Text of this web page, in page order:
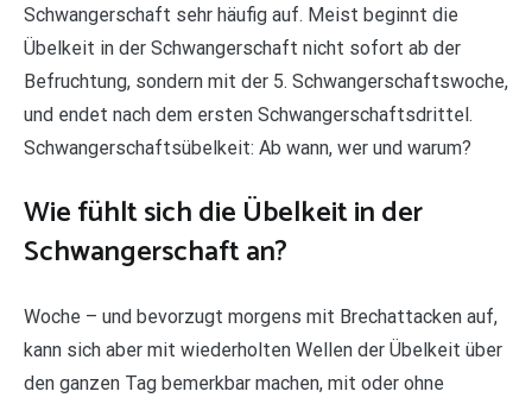
Schwangerschaft sehr häufig auf. Meist beginnt die
Übelkeit in der Schwangerschaft nicht sofort ab der
Befruchtung, sondern mit der 5. Schwangerschaftswoche,
und endet nach dem ersten Schwangerschaftsdrittel.
Schwangerschaftsübelkeit: Ab wann, wer und warum?
Wie fühlt sich die Übelkeit in der
Schwangerschaft an?
Woche – und bevorzugt morgens mit Brechattacken auf,
kann sich aber mit wiederholten Wellen der Übelkeit über
den ganzen Tag bemerkbar machen, mit oder ohne